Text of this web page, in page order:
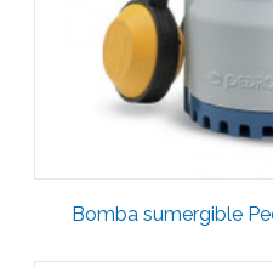
Bomba sumergible